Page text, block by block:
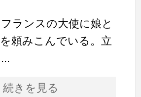
ランスの大使に娘と
頼みこんでいる。立
続きを見る